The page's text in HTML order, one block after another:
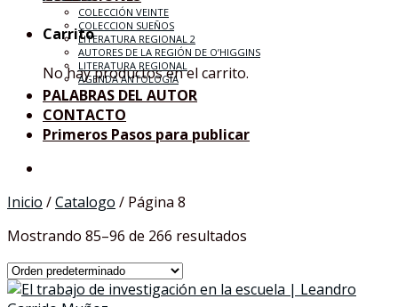
Carrito
No hay productos en el carrito.
COLECCIÓN VEINTE
COLECCION SUEÑOS
LITERATURA REGIONAL 2
AUTORES DE LA REGIÓN DE O’HIGGINS
LITERATURA REGIONAL
AGENDA ANTOLOGÍA
PALABRAS DEL AUTOR
CONTACTO
Primeros Pasos para publicar
Inicio /Catalogo / Página 8
Mostrando 85–96 de 266 resultados